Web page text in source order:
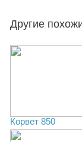
Другие
Корвет 850